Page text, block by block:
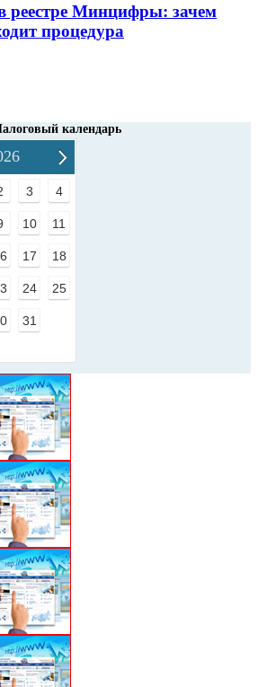
реестре Минцифры: зачем
процедура
календарь
3 4
10 11
17 18
24 25
31